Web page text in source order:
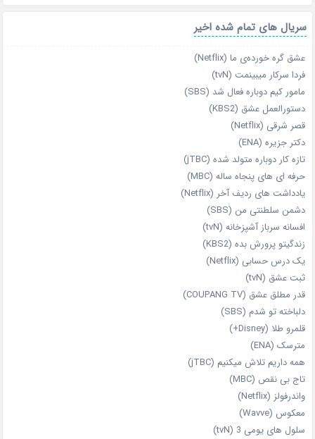
سریال های تمام شده اخیر
عشق گره خورده‌ی ما (Netflix)
فردا سرکار میبینمت (tvN)
مامور کیم دوباره فعال شد (SBS)
دستورالعمل عشق (KBS2)
قصر شرقی (Netflix)
دکتر جزیره (ENA)
تازه‌ کار دوباره‌ متولد شده (jTBC)
حرفه‌ ای‌ های پنجاه‌ ساله (MBC)
یادداشت‌ های ردیف آخر (Netflix)
دشمن سلطنتی من (SBS)
افسانه سرباز آشپزخانه (tvN)
زندگیتو پرورش بده (KBS2)
یک درس حسابی (Netflix)
ثبت عشق (tvN)
قدر مطلق عشق (COUPANG TV)
دلباخته تو شدم (SBS)
قلمرو طلا (Disney+)
مترسک (ENA)
همه داریم تلاش میکنیم (jTBC)
تاج بی‌ نقص (MBC)
واندرفولز (Netflix)
معکوس (Wavve)
سلول های یومی 3 (tvN)